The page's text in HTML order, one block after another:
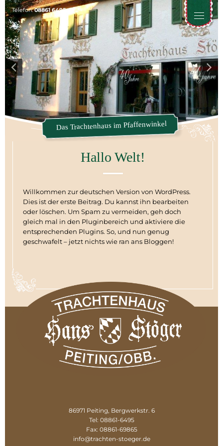
Toggle
Telefon:08861 6495
Das Trachtenhaus im Pfaffenwinkel
Hallo Welt!
Willkommen zur deutschen Version von WordPress.
Dies ist der erste Beitrag. Du kannst ihn bearbeiten
oder löschen. Um Spam zu vermeiden, geh doch
gleich mal in den Pluginbereich und aktiviere die
entsprechenden Plugins. So, und nun genug
geschwafelt – jetzt nichts wie ran ans Bloggen!
86971 Peiting, Bergwerkstr. 6
Tel: 08861-6495
Fax: 08861-69865
info@trachten-stoeger.de